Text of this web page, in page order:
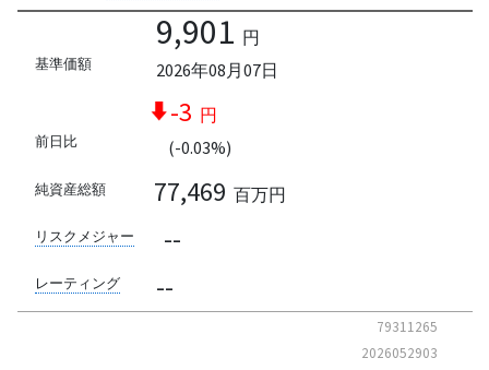
基準価額
9,901 円
2026年08月07日
前日比
-3 円
(-0.03%)
純資産総額 77,469 百万円
リスクメジャー --
レーティング --
79311265
2026052903